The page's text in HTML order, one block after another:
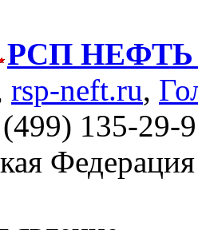
РСП НЕФТЬ
rsp-neft.ru,
135-29-
Федерация